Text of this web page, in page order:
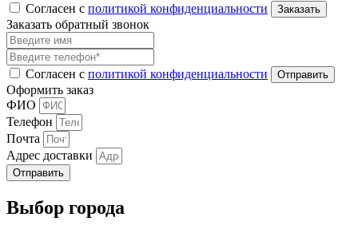
Согласен с политикой конфиденциальности
Заказать обратный звонок
Согласен с политикой конфиденциальности
Оформить заказ
ФИО
Телефон
Почта
Адрес доставки
Отправить
Выбор города